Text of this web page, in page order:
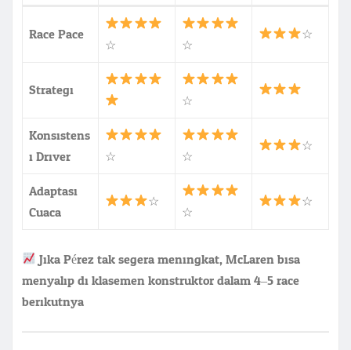
Race Pace ☆ ☆ ☆
Strategi
☆
Konsistens
i Driver
☆ ☆
☆
Adaptasi
Cuaca
☆ ☆ ☆
Jika Pérez tak segera meningkat, McLaren bisa
menyalip di klasemen konstruktor dalam 4–5 race
berikutnya.